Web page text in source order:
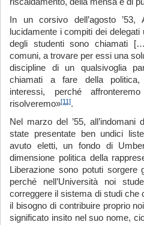
In un corsivo dell’agosto ’53,
lucidamente i compiti dei
degli studenti sono chiamati
comuni, a trovare per essi una
discipline di un qualsivoglia
chiamati a fare della politica,
interessi, perché
risolveremo»[11].
Nel marzo del ’55,
state presentate ben undici
avuto eletti, un fondo di
dimensione politica della
Liberazione sono potuti sorgere
perché nell’Università noi
correggere il sistema di studi che
il bisogno di contribuire proprio
significato insito nel suo nome,